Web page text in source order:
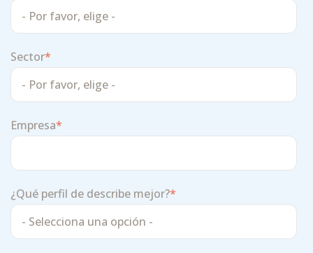
Sector*
Empresa*
¿Qué perfil de describe mejor?*